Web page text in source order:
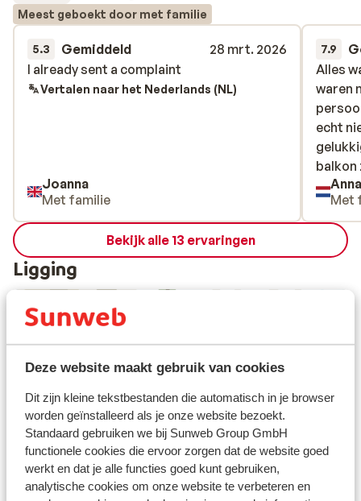
Deze website maakt gebruik van cookies
Dit zijn kleine tekstbestanden die automatisch in je browser
worden geïnstalleerd als je onze website bezoekt.
Standaard gebruiken we bij Sunweb Group GmbH
functionele cookies die ervoor zorgen dat de website goed
werkt en dat je alle functies goed kunt gebruiken,
analytische cookies om onze website te verbeteren en
Meest geboekt door met familie
5.3 Gemiddeld
28 mrt. 2026
I already sent a complaint
I already sent a complaint
Vertalen naar het Nederlands (NL)
Joanna
Met familie
7.9
Alles
waren
echt
Alles
waren
echt
Met
Bekijk alle 13 ervaringen
Ligging
Bekijk op kaart
Afstanden
Centrum: 200 m
Luchthaven grenoble: 100 km